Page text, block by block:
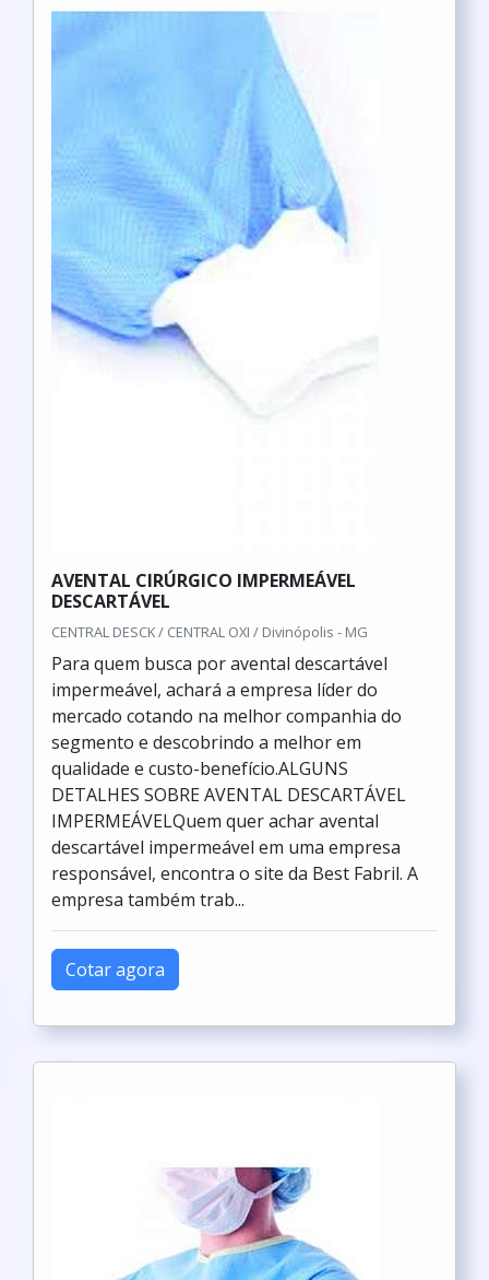
AVENTAL CIRÚRGICO IMPERMEÁVEL
DESCARTÁVEL
CENTRAL DESCK / CENTRAL OXI / Divinópolis - MG
Para quem busca por avental descartável
impermeável, achará a empresa líder do
mercado cotando na melhor companhia do
segmento e descobrindo a melhor em
qualidade e custo-benefício.ALGUNS
DETALHES SOBRE AVENTAL DESCARTÁVEL
IMPERMEÁVELQuem quer achar avental
descartável impermeável em uma empresa
responsável, encontra o site da Best Fabril. A
empresa também trab...
Cotar agora